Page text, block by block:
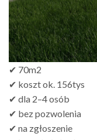
✔ 70m2
✔ koszt ok. 156tys
✔ dla 2–4 osób
✔ bez pozwolenia
✔ na zgłoszenie